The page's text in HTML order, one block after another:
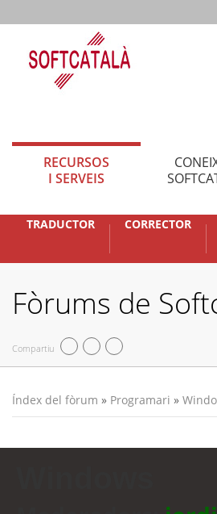
RECURSOS
I SERVEIS
TRADUCTOR CORRECTOR
Fòrums de
Compartiu
Índex del fòrum » Programari »